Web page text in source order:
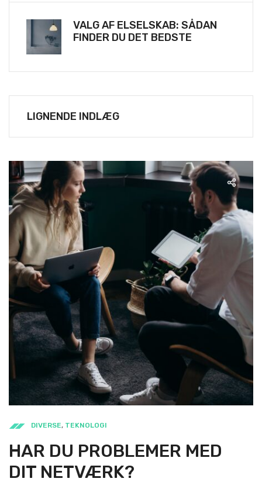
VALG AF ELSELSKAB: SÅDAN
FINDER DU DET BEDSTE
LIGNENDE INDLÆG
DIVERSE, TEKNOLOGI
HAR DU PROBLEMER MED
DIT NETVÆRK?